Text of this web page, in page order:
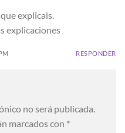
explicais.
explicaciones
RESPONDER
no será publicada.
marcados con *